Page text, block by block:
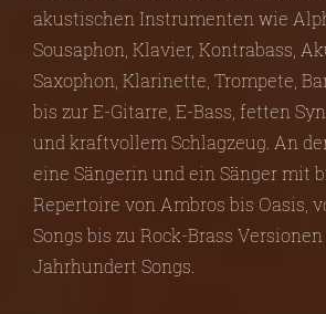
akustischen Instrumenten wie
Sousaphon, Klavier, Kontrabass,
Saxophon, Klarinette, Trompete,
bis zur E-Gitarre, E-Bass, fetten
und kraftvollem Schlagzeug. An
eine Sängerin und ein Sänger mit
Repertoire von Ambros bis Oasis,
Songs bis zu Rock-Brass
Jahrhundert Songs.